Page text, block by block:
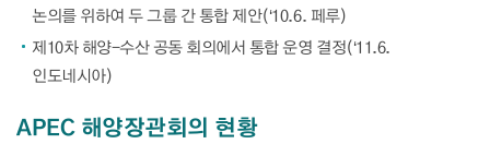
논의를 위하여 두 그룹 간 통합 제안(‘10.6. 페루)
제10차 해양-수산 공동 회의에서 통합 운영 결정(‘11.6.
인도네시아)
APEC 해양장관회의 현황